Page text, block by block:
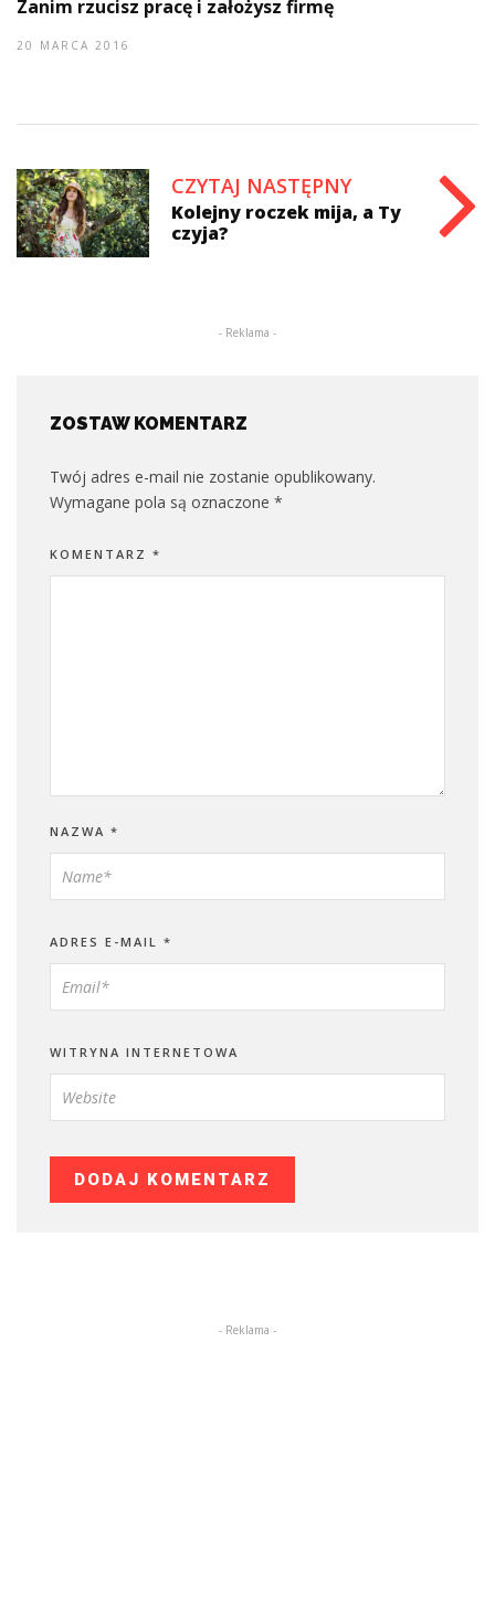
Zanim rzucisz pracę i założysz firmę
20 MARCA 2016
CZYTAJ NASTĘPNY
Kolejny roczek mija, a Ty
czyja?
- Reklama -
ZOSTAW KOMENTARZ
Twój adres e-mail nie zostanie opublikowany.
Wymagane pola są oznaczone *
KOMENTARZ *
NAZWA *
ADRES E-MAIL *
WITRYNA INTERNETOWA
- Reklama -